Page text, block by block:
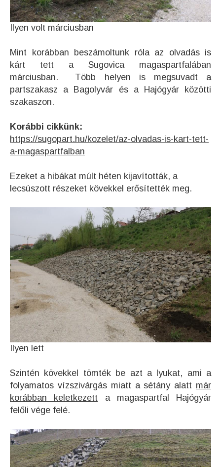
Ilyen volt márciusban
Mint korábban beszámoltunk róla az olvadás is
kárt tett a Sugovica magaspartfalában
márciusban. Több helyen is megsuvadt a
partszakasz a Bagolyvár és a Hajógyár közötti
szakaszon.
Korábbi cikkünk:
https://sugopart.hu/kozelet/az-olvadas-is-kart-tett-
a-magaspartfalban
Ezeket a hibákat múlt héten kijavították, a
lecsúszott részeket kövekkel erősítették meg.
Ilyen lett
Szintén kövekkel tömték be azt a lyukat, ami a
folyamatos vízszivárgás miatt a sétány alatt már
korábban keletkezett a magaspartfal Hajógyár
felőli vége felé.